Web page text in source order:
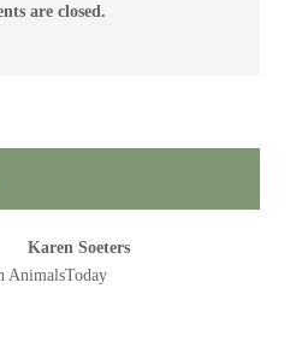
are closed.
Karen Soeters
AnimalsToday